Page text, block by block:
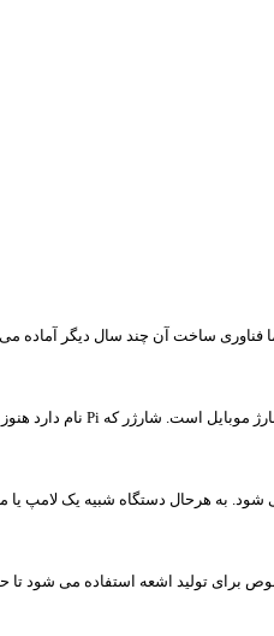
فناوری ساخت آن چند سال دیگر
شود. به هرحال دستگاه شبیه یک لامپ
برای تولید اشعه استفاده می شود